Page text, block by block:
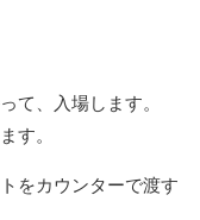
て、入場します。
す。
をカウンターで渡す